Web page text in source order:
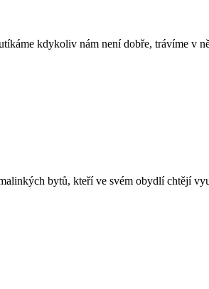
kdykoliv nám není dobře, trávíme v
bytů, kteří ve svém obydlí chtějí